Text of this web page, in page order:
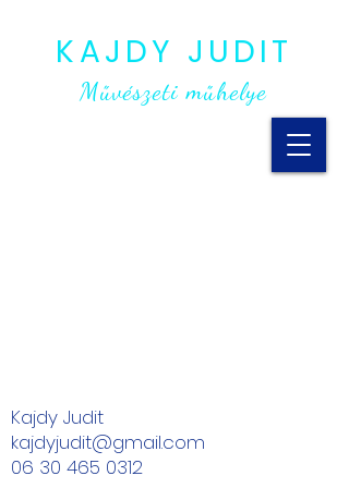
KAJDY JUDIT
Művészeti műhelye
Kajdy Judit
kajdyjudit@gmail.com
06 30 465 0312